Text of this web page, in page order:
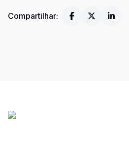
Compartilhar: